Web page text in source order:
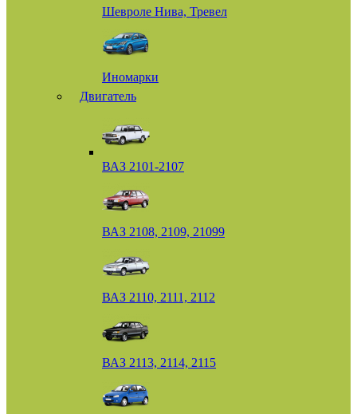
Шевроле Нива, Тревел
Иномарки
Двигатель
ВАЗ 2101-2107
ВАЗ 2108, 2109, 21099
ВАЗ 2110, 2111, 2112
ВАЗ 2113, 2114, 2115